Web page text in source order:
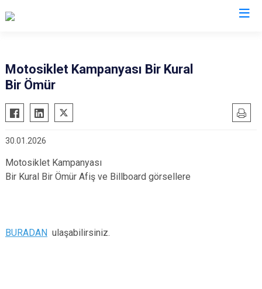
Motosiklet Kampanyası Bir Kural
Bir Ömür
30.01.2026
Motosiklet Kampanyası
Bir Kural Bir Ömür Afiş ve Billboard görsellere
BURADAN ulaşabilirsiniz.